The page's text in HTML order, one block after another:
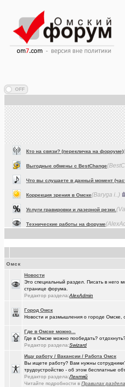
(Baryga i..)
Смысл жизни и наука(Raptorr) +369
Респираторы и маски...Время пришло?
СИМ
НЕ рекомендую из посл,
_Автообъявления. Покупка / продажа
Социальная инженерия
Перешеек у ручья(tramov)
СШ-5(um5939) +4
Здоровье - это решение личных проблем
Омск
Новости
Это специальный раздел. Писать в него
странице форума.
Редактор раздела:AlexAdmin
Город Омск
Новости и размышления о городе Омске,
Где в Омске можно...
Где в Омске можно пообедать?
Редактор раздела:Swizard
Ищу работу / Вакансии / Работа Омск
Вы ищете работу? Вам нужны
трудоустройство - об этом бесплатные
Редактор раздела:Лентяй
Читайте подробности в Правилах раздела